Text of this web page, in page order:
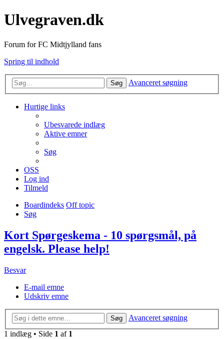
Ulvegraven.dk
Forum for FC Midtjylland fans
Spring til indhold
Søg Avanceret søgning
Hurtige links
Ubesvarede indlæg
Aktive emner
Søg
OSS
Log ind
Tilmeld
Boardindeks Off topic
Søg
Kort Spørgeskema - 10 spørgsmål, på
engelsk. Please help!
Besvar
E-mail emne
Udskriv emne
Søg
Avanceret søgning
1 indlæg • Side 1 af 1